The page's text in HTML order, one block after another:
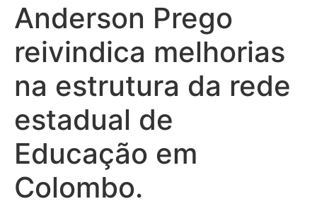
Anderson Prego
reivindica melhorias
na estrutura da rede
estadual de
Educação em
Colombo.